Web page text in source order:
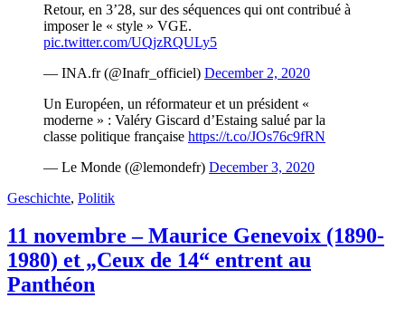
Retour, en 3’28, sur des séquences qui ont contribué à
imposer le « style » VGE.
pic.twitter.com/UQjzRQULy5
— INA.fr (@Inafr_officiel) December 2, 2020
Un Européen, un réformateur et un président «
moderne » : Valéry Giscard d’Estaing salué par la
classe politique française https://t.co/JOs76c9fRN
— Le Monde (@lemondefr) December 3, 2020
Geschichte, Politik
11 novembre – Maurice Genevoix (1890-
1980) et „Ceux de 14“ entrent au
Panthéon